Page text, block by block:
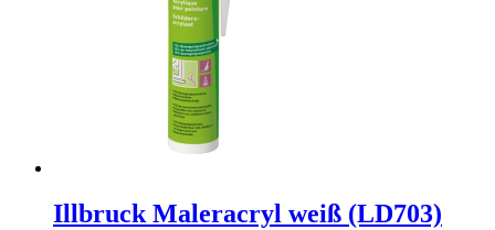
Illbruck Maleracryl weiß (LD703)